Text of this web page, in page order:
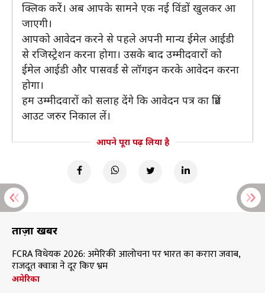
क्लिक करें। अब आपके सामने एक नई विंडों खुलकर आ
जाएगी।
आपको आवेदन करने से पहले अपनी मान्य ईमेल आईडी
से रजिस्ट्रेशन करना होगा। उसके बाद उम्मीदवारों को
ईमेल आईडी और पासवर्ड से लॉगइन करके आवेदन करना
होगा।
हम उम्मीदवारों को सलाह देंगे कि आवेदन पत्र का प्रिंट
आउट जरुर निकाल लें।
आपने पूरा पढ़ लिया है
ताज़ा खबरें
FCRA विधेयक 2026: अमेरिकी आलोचना पर भारत का करारा जवाब,
राजदूत क्वात्रा ने दूर किए भ्रम
अमेरिका